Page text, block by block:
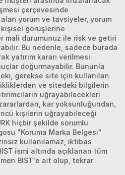
çerçevesinde
yorum ve tavsiyeler, yorum
görüşlerine
mali durumunuz ile risk ve getiri
Bu nedenle, sadece burada
yatırım kararı verilmesi
doğurmayabilir. Bununla
gerekse site için kullanılan
ve sitedeki bilgilerin
uğrayabilecekleri
kar yoksunluğundan,
kişilerin uğrayabileceği
hiçbir şekilde sorumlu
"Koruma Marka Belgesi"
kullanılamaz, iktibas
ismi altında açıklanan tüm
BIST'e ait olup, tekrar